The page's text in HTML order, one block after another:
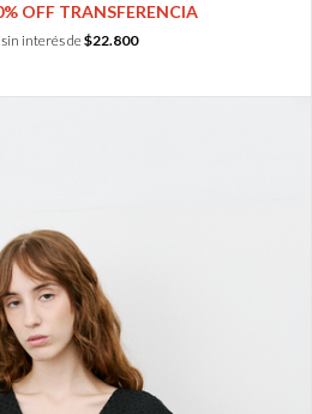
OFF TRANSFERENCIA
interés de$22.800